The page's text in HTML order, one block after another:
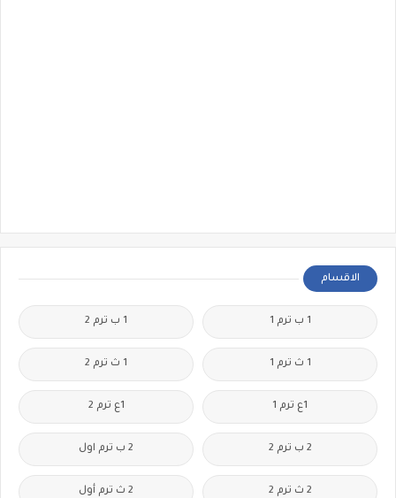
الاقسام
1 ب ترم 1 1 ب ترم 2
1 ث ترم 1 1 ث ترم 2
1ع ترم 1 1ع ترم 2
2 ب ترم 2 2 ب ترم اول
2 ث ترم 2 2 ث ترم أول